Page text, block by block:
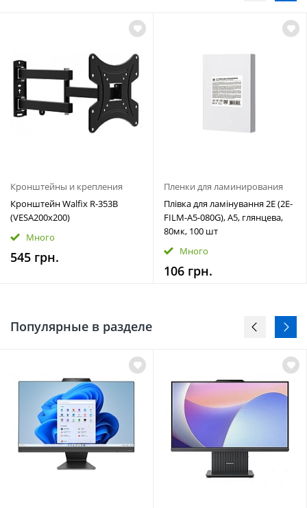
Кронштейны и крепления
Кронштейн Walfix R-353B
(VESA200х200)
Много
545 грн.
Пленки для ламинирования
Плівка для ламінування 2E (2E-
FILM-A5-080G), A5, глянцева,
80мк, 100 шт
Много
106 грн.
Популярные в разделе